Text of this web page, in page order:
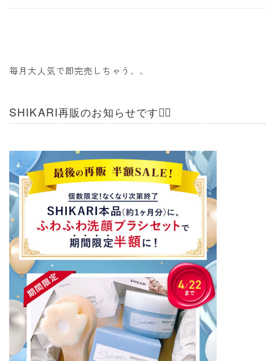
毎月大人気で即完売しちゃう、、
SHIKARI再販のお知らせです❤️‍🔥